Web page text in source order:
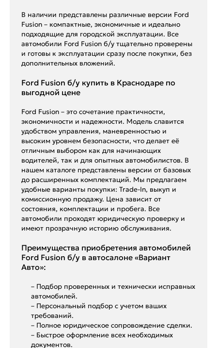
В наличии представлены различные версии Ford
Fusion – компактные, экономичные и идеально
подходящие для городской эксплуатации. Все
автомобили Ford Fusion б/у тщательно проверены
и готовы к эксплуатации сразу после покупки, без
дополнительных вложений.
Ford Fusion б/у купить в Краснодаре по
выгодной цене
Ford Fusion – это сочетание практичности,
экономичности и надежности. Модель славится
удобством управления, маневренностью и
высоким уровнем безопасности, что делает её
отличным выбором как для начинающих
водителей, так и для опытных автомобилистов. В
нашем каталоге представлены версии от базовых
до расширенных комплектаций. Мы предлагаем
удобные варианты покупки: Trade-In, выкуп и
комиссионную продажу. Цена зависит от
состояния, комплектации и пробега. Все
автомобили проходят юридическую проверку и
имеют прозрачную историю обслуживания.
Преимущества приобретения автомобилей
Ford Fusion б/у в автосалоне «Вариант
Авто»:
– Подбор проверенных и технически исправных
автомобилей.
– Персональный подбор с учетом ваших
требований.
– Полное юридическое сопровождение сделки.
– Быстрое оформление всех необходимых
документов.